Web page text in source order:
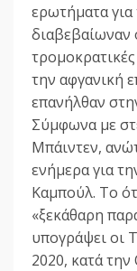
ερωτήματα
διαβεβαίωναν
την αφγανική
επανήλθαν
Σύμφωνα με
Μπάιντεν,
ενήμερα για
Καμπούλ. Το
«ξεκάθαρη
υπογράψει οι
2020, κατά την